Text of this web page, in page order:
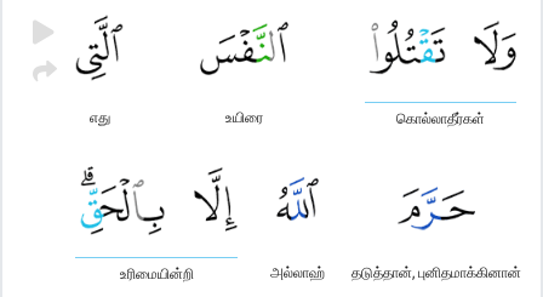
கொல்லாதீர்கள்
உயிரை
எது
தடுத்தான், புனிதமாக்கினான்
அல்லாஹ்
உரிமையின்றி